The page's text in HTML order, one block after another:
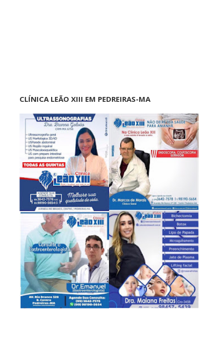
CLÍNICA LEÃO XIII EM PEDREIRAS-MA